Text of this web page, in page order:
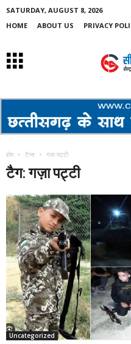
SATURDAY, AUGUST 8, 2026
HOME
ABOUT US PRIVACY
होम टैग्स गज़ा पट्टी
टैग: गज़ा पट्टी
Uncategorized